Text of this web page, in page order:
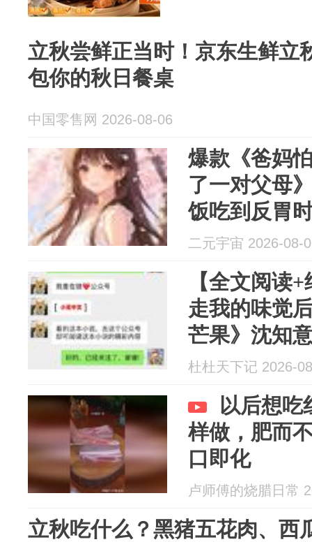
立秋尝鲜正当时！京东生鲜立
包你的秋日餐桌
中国零售网 2026-08-06
爆款《爸妈
了一对父母》林
饭吃到反胃
现了几行弹
二元宇宙 2026-08-
【全文阅读
走我的味觉
芒果》沈知
杜杜天下记 2026-
以后想吃
样做，肥而
口即化
卢师傅的烧腊日常
立秋吃什么？黑猪五花肉、西